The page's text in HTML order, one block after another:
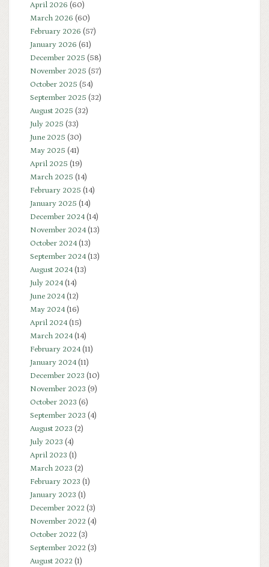
April 2026 (60)
March 2026 (60)
February 2026 (57)
January 2026 (61)
December 2025 (58)
November 2025 (57)
October 2025 (54)
September 2025 (32)
August 2025 (32)
July 2025 (33)
June 2025 (30)
May 2025 (41)
April 2025 (19)
March 2025 (14)
February 2025 (14)
January 2025 (14)
December 2024(14)
November 2024(13)
October 2024(13)
September 2024(13)
August 2024(13)
July 2024(14)
June 2024(12)
May 2024(16)
April 2024(15)
March 2024(14)
February 2024(11)
January 2024(11)
December 2023 (10)
November 2023 (9)
October 2023 (6)
September 2023 (4)
August 2023 (2)
July 2023 (4)
April 2023 (1)
March 2023 (2)
February 2023 (1)
January 2023 (1)
December 2022 (3)
November 2022 (4)
October 2022 (3)
September 2022 (3)
August 2022 (1)